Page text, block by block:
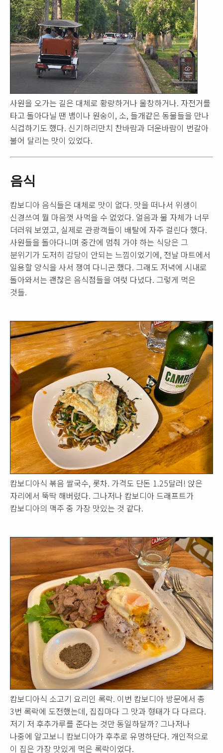
사원을 오가는 길은 대체로 황량하거나 울창하거나. 자전거를
타고 돌아다닐 땐 뱀이나 원숭이, 소, 들개같은 동물들을 만나
식겁하기도 했다. 신기하리만치 찬바람과 더운바람이 번갈아
불어 달리는 맛이 있었다.
음식
캄보디아 음식들은 대체로 맛이 없다. 맛을 떠나서 위생이
신경쓰여 뭘 마음껏 사먹을 수 없었다. 얼음과 물 자체가 너무
더러워 보였고, 실제로 관광객들이 배탈에 자주 걸린다 했다.
사원들을 돌아다니며 중간에 멈춰 가야 하는 식당은 그
분위기가 도저히 감당이 안되는 느낌이었기에, 전날 마트에서
일용할 양식을 사서 쟁여 다니곤 했다. 그래도 저녁에 시내로
돌아와서는 괜찮은 음식점들을 여럿 다녔다. 그렇게 먹은
것들.
캄보디아식 볶음 쌀국수, 롯차. 가격도 단돈 1.25달러! 앉은
자리에서 뚝딱 해버렸다. 그나저나 캄보디아 드래프트가
캄보디아의 맥주 중 가장 맛있는 것 같다.
캄보디아식 소고기 요리인 록락. 이번 캄보디아 방문에서 총
3번 록락에 도전했는데, 집집마다 그 맛과 형태가 다 다르다.
저기 저 후추가루를 준다는 것만 동일하달까? 그나저나
나중에 알고보니 캄보디아가 후추로 유명하단다. 개인적으로
이 집은 가장 맛있게 먹은 록락이었다.